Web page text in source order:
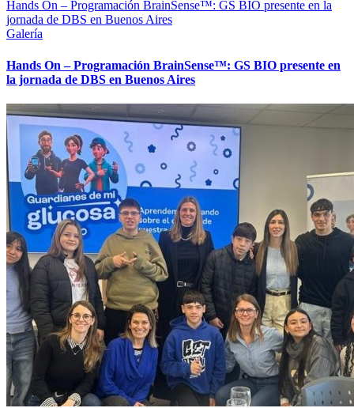
Hands On – Programación BrainSense™: GS BIO presente en la
jornada de DBS en Buenos Aires
Galería
Hands On – Programación BrainSense™: GS BIO presente en
la jornada de DBS en Buenos Aires